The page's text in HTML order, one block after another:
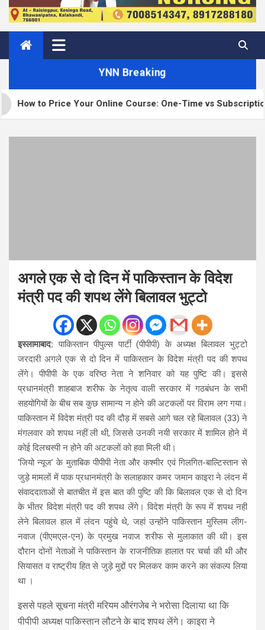
YNN Breaking
Online Course: One-Time vs Subscription vs Membership
अगले एक से दो दिन में पाकिस्तान के विदेश
मंत्री पद की शपथ लेंगे बिलावल भुट्टो
इस्लामाबाद: पाकिस्तान पीपुल्स पार्टी (पीपीपी) के अध्यक्ष बिलावल भुट्टो
जरदारी अगले एक से दो दिन में पाकिस्तान के विदेश मंत्री पद की शपथ
लेंगे। पीपीपी के एक वरिष्ठ नेता ने शनिवार को यह पुष्टि की। इससे
प्रधानमंत्री शाहबाज शरीफ के नेतृत्व वाली सरकार में गठबंधन के सभी
सहयोगियों के बीच सब कुछ सामान्य न होने की अटकलों पर विराम लग गया।
पाकिस्तान में विदेश मंत्री पद की दौड़ में सबसे आगे चल रहे बिलावल (33) ने
मंगलवार को शपथ नहीं ली थी, जिससे उनकी नयी सरकार में शामिल होने में
कोई दिलचस्पी न होने की अटकलों को हवा मिली थी।
‘जियो न्यूज’ के मुताबिक पीपीपी नेता और कश्मीर एवं गिलगित-बाल्टिस्तान से
जुड़े मामलों में पाक प्रधानमंत्री के सलाहकार कमर जमान काइरा ने लंदन में
संवाददाताओं से बातचीत में इस बात की पुष्टि की कि बिलावल एक से दो दिन
के भीतर विदेश मंत्री पद की शपथ लेंगे। विदेश मंत्री के रूप में शपथ नहीं
लेने बिलावल हाल में लंदन पहुंचे थे, जहां उन्होंने पाकिस्तान मुस्लिम लीग-
नवाज (पीएमएल-एन) के प्रमुख नवाज शरीफ से मुलाकात की थी। इस
दौरान दोनों नेताओं ने पाकिस्तान के राजनीतिक हालात पर चर्चा की थी और
सियासत व राष्ट्रीय हित से जुड़े मुद्दों पर मिलकर काम करने का संकल्प लिया
था ।
इससे पहले सूचना मंत्री मरियम औरंगजेब ने भरोसा दिलाया था कि
पीपीपी अध्यक्ष पाकिस्तान लौटने के बाद शपथ लेंगे। काइरा ने